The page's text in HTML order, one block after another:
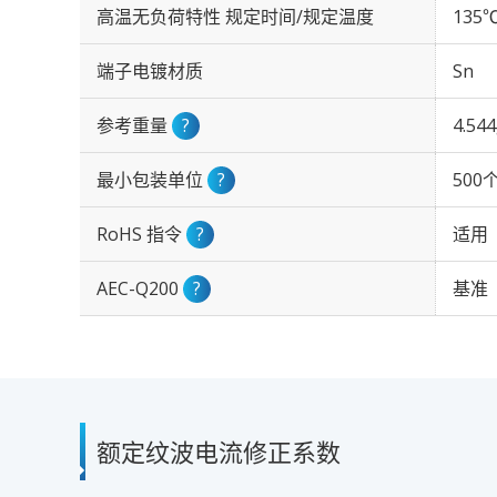
高温无负荷特性 规定时间/规定温度
端子电镀材质 Sn
参考重量 ?
最小包装单位 ? 500
RoHS 指令 ? 适用
AEC-Q200 ? 基准
额定纹波电流修正系数